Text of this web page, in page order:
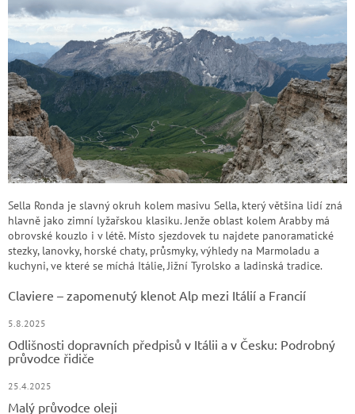
Sella Ronda je slavný okruh kolem masivu Sella, který většina lidí zná
hlavně jako zimní lyžařskou klasiku. Jenže oblast kolem Arabby má
obrovské kouzlo i v létě. Místo sjezdovek tu najdete panoramatické
stezky, lanovky, horské chaty, průsmyky, výhledy na Marmoladu a
kuchyni, ve které se míchá Itálie, Jižní Tyrolsko a ladinská tradice.
Claviere – zapomenutý klenot Alp mezi Itálií a Francií
5.8.2025
Odlišnosti dopravních předpisů v Itálii a v Česku: Podrobný
průvodce řidiče
25.4.2025
Malý průvodce oleji